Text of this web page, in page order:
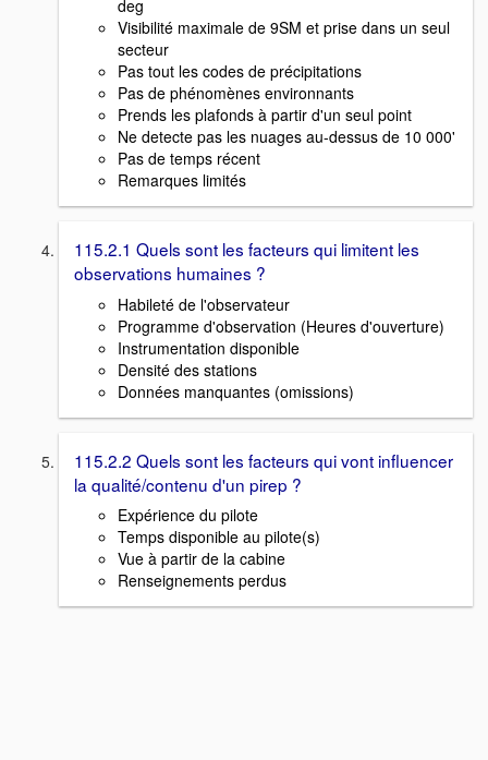
deg
Visibilité maximale de 9SM et prise dans un seul
secteur
Pas tout les codes de précipitations
Pas de phénomènes environnants
Prends les plafonds à partir d'un seul point
Ne detecte pas les nuages au-dessus de 10 000'
Pas de temps récent
Remarques limités
115.2.1 Quels sont les facteurs qui limitent les
observations humaines ?
Habileté de l'observateur
Programme d'observation (Heures d'ouverture)
Instrumentation disponible
Densité des stations
Données manquantes (omissions)
115.2.2 Quels sont les facteurs qui vont influencer
la qualité/contenu d'un pirep ?
Expérience du pilote
Temps disponible au pilote(s)
Vue à partir de la cabine
Renseignements perdus